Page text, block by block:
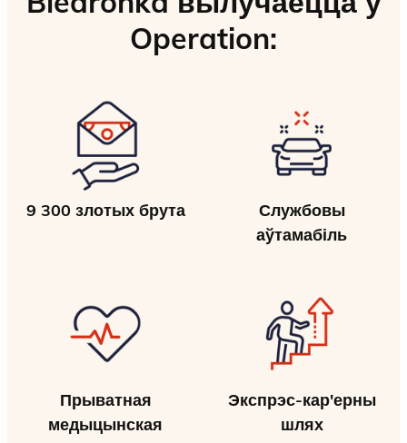
Operation:
9 300 злотых брута
Службовы
аўтамабіль
Прыватная
медыцынская
Экспрэс-кар'ерны
шлях